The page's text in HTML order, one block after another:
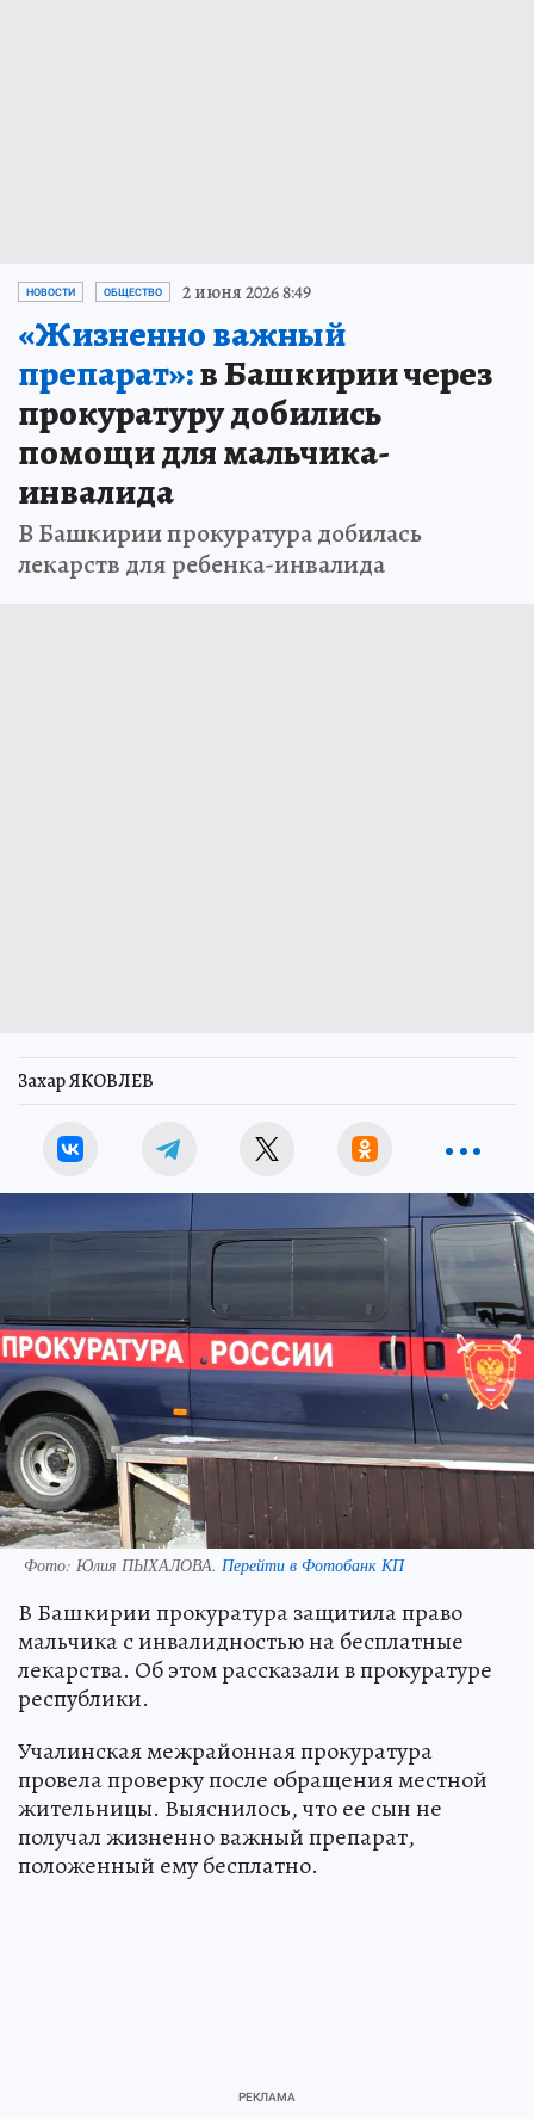
НОВОСТИ ОБЩЕСТВО 2 июня 2026 8:49
«Жизненно важный
препарат»:в Башкирии через
прокуратуру добились
помощи для мальчика-
инвалида
В Башкирии прокуратура добилась
лекарств для ребенка-инвалида
Захар ЯКОВЛЕВ
Фото: Юлия ПЫХАЛОВА. Перейти в Фотобанк КП
В Башкирии прокуратура защитила право
мальчика с инвалидностью на бесплатные
лекарства. Об этом рассказали в прокуратуре
республики.
Учалинская межрайонная прокуратура
провела проверку после обращения местной
жительницы. Выяснилось, что ее сын не
получал жизненно важный препарат,
положенный ему бесплатно.